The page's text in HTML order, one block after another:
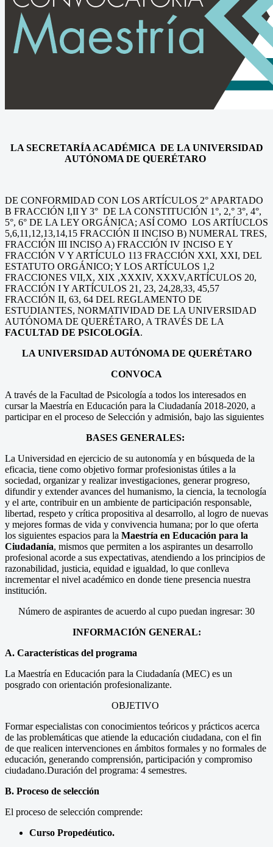
LA SECRETARÍA ACADÉMICA DE LA UNIVERSIDAD
AUTÓNOMA DE QUERÉTARO
DE CONFORMIDAD CON LOS ARTÍCULOS 2° APARTADO
B FRACCIÓN I,II Y 3° DE LA CONSTITUCIÓN 1°, 2,° 3°, 4°,
5°, 6° DE LA LEY ORGÁNICA; ASÍ COMO LOS ARTÍUCLOS
5,6,11,12,13,14,15 FRACCIÓN II INCISO B) NUMERAL TRES,
FRACCIÓN III INCISO A) FRACCIÓN IV INCISO E Y
FRACCIÓN V Y ARTÍCULO 113 FRACCIÓN XXI, XXI, DEL
ESTATUTO ORGÁNICO; Y LOS ARTÍCULOS 1,2
FRACCIONES VII,X, XIX ,XXXIV, XXXV,ARTÍCULOS 20,
FRACCIÓN I Y ARTÍCULOS 21, 23, 24,28,33, 45,57
FRACCIÓN II, 63, 64 DEL REGLAMENTO DE
ESTUDIANTES, NORMATIVIDAD DE LA UNIVERSIDAD
AUTÓNOMA DE QUERÉTARO, A TRAVÉS DE LA
FACULTAD DE PSICOLOGÍA.
LA UNIVERSIDAD AUTÓNOMA DE QUERÉTARO
CONVOCA
A través de la Facultad de Psicología a todos los interesados en
cursar la Maestría en Educación para la Ciudadanía 2018-2020, a
participar en el proceso de Selección y admisión, bajo las siguientes
BASES GENERALES:
La Universidad en ejercicio de su autonomía y en búsqueda de la
eficacia, tiene como objetivo formar profesionistas útiles a la
sociedad, organizar y realizar investigaciones, generar progreso,
difundir y extender avances del humanismo, la ciencia, la tecnología
y el arte, contribuir en un ambiente de participación responsable,
libertad, respeto y crítica propositiva al desarrollo, al logro de nuevas
y mejores formas de vida y convivencia humana; por lo que oferta
los siguientes espacios para la Maestría en Educación para la
Ciudadanía, mismos que permiten a los aspirantes un desarrollo
profesional acorde a sus expectativas, atendiendo a los principios de
razonabilidad, justicia, equidad e igualdad, lo que conlleva
incrementar el nivel académico en donde tiene presencia nuestra
institución.
Número de aspirantes de acuerdo al cupo puedan ingresar: 30
INFORMACIÓN GENERAL:
A. Características del programa
La Maestría en Educación para la Ciudadanía (MEC) es un
posgrado con orientación profesionalizante.
OBJETIVO
Formar especialistas con conocimientos teóricos y prácticos acerca
de las problemáticas que atiende la educación ciudadana, con el fin
de que realicen intervenciones en ámbitos formales y no formales de
educación, generando comprensión, participación y compromiso
ciudadano.Duración del programa: 4 semestres.
B. Proceso de selección
El proceso de selección comprende:
Curso Propedéutico.